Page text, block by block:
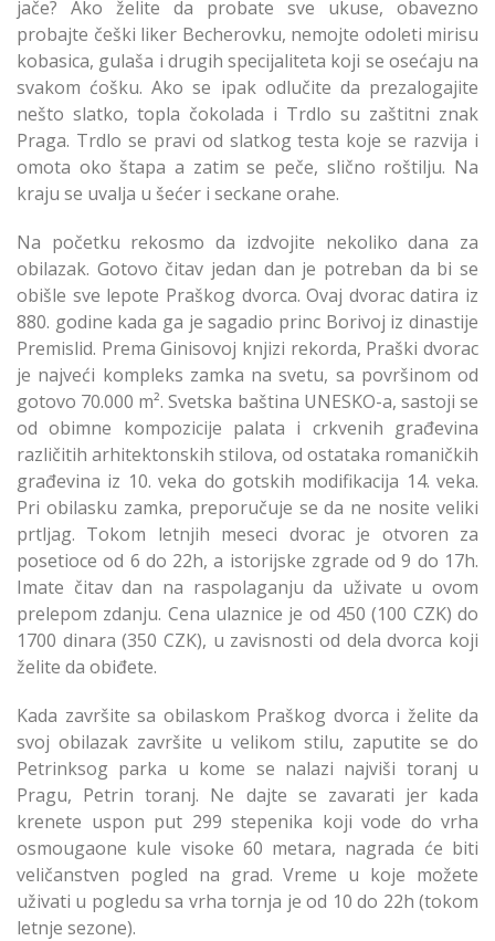
jače? Ako želite da probate sve ukuse, obavezno
probajte češki liker Becherovku, nemojte odoleti mirisu
kobasica, gulaša i drugih specijaliteta koji se osećaju na
svakom ćošku. Ako se ipak odlučite da prezalogajite
nešto slatko, topla čokolada i Trdlo su zaštitni znak
Praga. Trdlo se pravi od slatkog testa koje se razvija i
omota oko štapa a zatim se peče, slično roštilju. Na
kraju se uvalja u šećer i seckane orahe.
Na početku rekosmo da izdvojite nekoliko dana za
obilazak. Gotovo čitav jedan dan je potreban da bi se
obišle sve lepote Praškog dvorca. Ovaj dvorac datira iz
880. godine kada ga je sagadio princ Borivoj iz dinastije
Premislid. Prema Ginisovoj knjizi rekorda, Praški dvorac
je najveći kompleks zamka na svetu, sa površinom od
gotovo 70.000 m². Svetska baština UNESKO-a, sastoji se
od obimne kompozicije palata i crkvenih građevina
različitih arhitektonskih stilova, od ostataka romaničkih
građevina iz 10. veka do gotskih modifikacija 14. veka.
Pri obilasku zamka, preporučuje se da ne nosite veliki
prtljag. Tokom letnjih meseci dvorac je otvoren za
posetioce od 6 do 22h, a istorijske zgrade od 9 do 17h.
Imate čitav dan na raspolaganju da uživate u ovom
prelepom zdanju. Cena ulaznice je od 450 (100 CZK) do
1700 dinara (350 CZK), u zavisnosti od dela dvorca koji
želite da obiđete.
Kada završite sa obilaskom Praškog dvorca i želite da
svoj obilazak završite u velikom stilu, zaputite se do
Petrinksog parka u kome se nalazi najviši toranj u
Pragu, Petrin toranj. Ne dajte se zavarati jer kada
krenete uspon put 299 stepenika koji vode do vrha
osmougaone kule visoke 60 metara, nagrada će biti
veličanstven pogled na grad. Vreme u koje možete
uživati u pogledu sa vrha tornja je od 10 do 22h (tokom
letnje sezone).